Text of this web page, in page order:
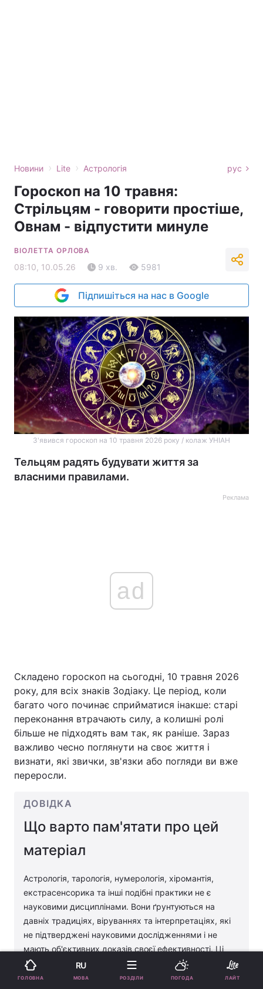
Новини › Lite › Астрологія рус
Гороскоп на 10 травня:
Стрільцям - говорити простіше,
Овнам - відпустити минуле
ВІОЛЕТТА ОРЛОВА
08:10, 10.05.26 9 хв. 5981
Підпишіться на нас в Google
З'явився гороскоп на 10 травня 2026 року / колаж УНІАН
Тельцям радять будувати життя за
власними правилами.
Реклама
ad
Складено гороскоп на сьогодні, 10 травня 2026
року, для всіх знаків Зодіаку. Це період, коли
багато чого починає сприйматися інакше: старі
переконання втрачають силу, а колишні ролі
більше не підходять вам так, як раніше. Зараз
важливо чесно поглянути на своє життя і
визнати, які звички, зв'язки або погляди ви вже
переросли.
ДОВІДКА
Що варто пам'ятати про цей
матеріал
Астрологія, тарологія, нумерологія, хіромантія,
екстрасенсорика та інші подібні практики не є
науковими дисциплінами. Вони ґрунтуються на
давніх традиціях, віруваннях та інтерпретаціях, які
не підтверджені науковими дослідженнями і не
мають об'єктивних доказів своєї ефективності. Ці
методи не є визнаними в академічних наукових
колах, а матеріали на ці теми нерідко мають
ГОЛОВНА
RU
МОВА РОЗДІЛИ ПОГОДА ЛАЙТ